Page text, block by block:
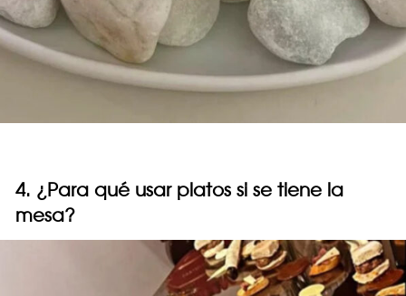
4. ¿Para qué usar platos si se tiene la
mesa?